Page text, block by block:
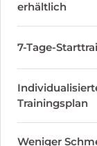
erhältlich
7-Tage-
Trainingsplan
Weniger